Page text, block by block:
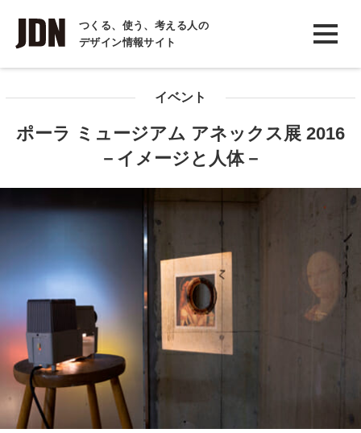
つくる、使う、考える人の
デザイン情報サイト
INTERVIEW
インタビュー
COLUMN
イベント
ポーラ ミュージアム アネックス展 2016
－イメージと人体－